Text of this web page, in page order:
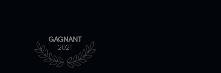
GAGNANT
2021